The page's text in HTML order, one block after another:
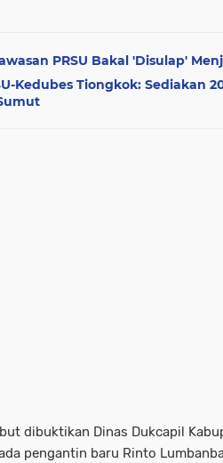
PRSU Bakal 'Disulap'
Kedubes Tiongkok: Sediakan
dibuktikan Dinas Dukcapil
pengantin baru Rinto